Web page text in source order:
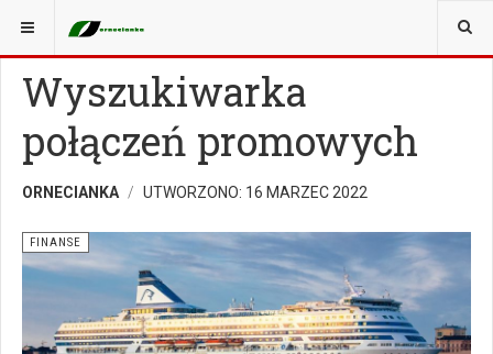
JESTEŚ TUTAJ:
Wyszukiwarka
połączeń promowych
ORNECIANKA UTWORZONO: 16 MARZEC 2022
FINANSE